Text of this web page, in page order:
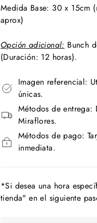
Medida Base: 30 x 15cm
aprox)
Opción adicional: Bunch
(Duración: 12 horas).
Imagen referencial:
únicas.
Métodos de entrega:
Miraflores.
Métodos de pago:
inmediata.
*Si desea una hora
tienda" en el siguiente